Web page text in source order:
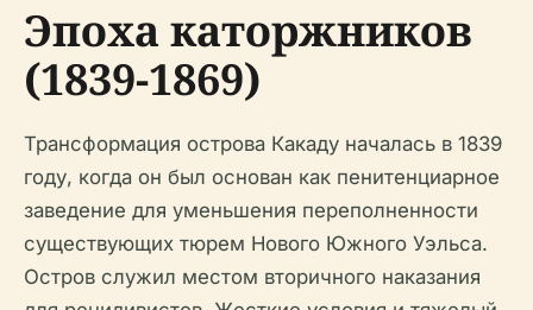
Эпоха каторжников
(1839-1869)
Трансформация острова Какаду началась в 1839
году, когда он был основан как пенитенциарное
заведение для уменьшения переполненности
существующих тюрем Нового Южного Уэльса.
Остров служил местом вторичного наказания